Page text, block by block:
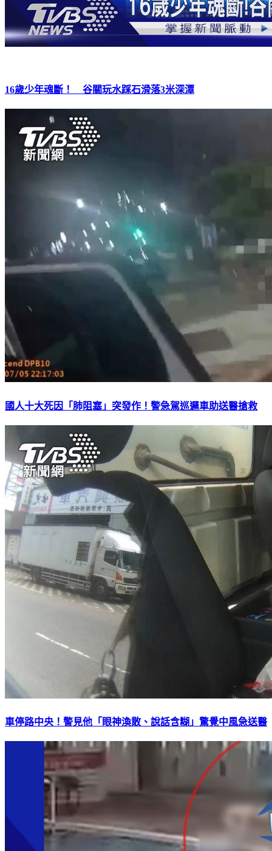
16歲少年魂斷！ 谷關玩水踩石滑落3米深潭
國人十大死因「肺阻塞」突發作！警急駕巡邏車助送醫搶救
車停路中央！警見他「眼神渙散、說話含糊」驚覺中風急送醫